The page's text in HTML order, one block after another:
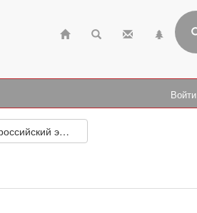
Войти
Большой российский энциклопедический словарь